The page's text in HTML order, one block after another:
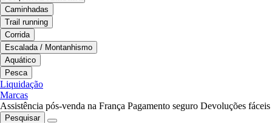
Caminhadas
Trail running
Corrida
Escalada / Montanhismo
Aquático
Pesca
Liquidação
Marcas
Assistência pós-venda na França Pagamento seguro Devoluções fáceis
Pesquisar